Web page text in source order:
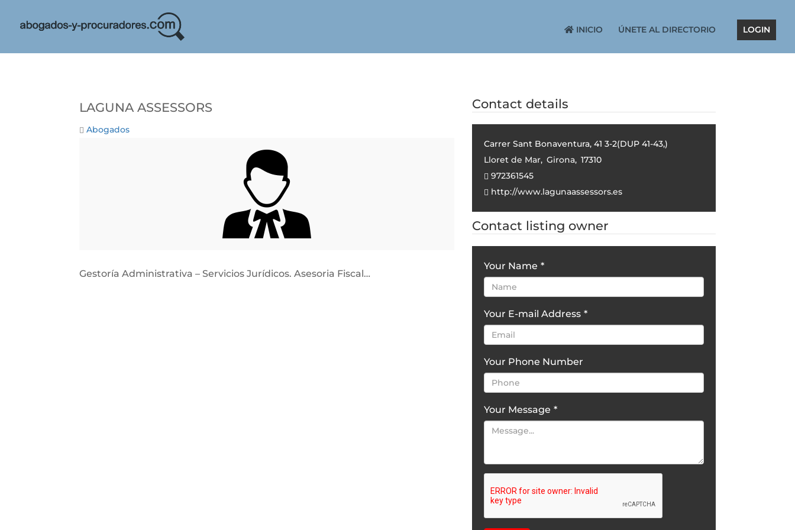
INICIO ÚNETE AL DIRECTORIO LOGIN
Laguna Assessors
Abogados
Gestoría Administrativa – Servicios Jurídicos. Asesoria Fiscal…
Contact details
Carrer Sant Bonaventura, 41 3-2(DUP 41-43,)
Lloret de Mar, Girona, 17310
972361545
http://www.lagunaassessors.es
Contact listing owner
Your Name *
Your E-mail Address *
Your Phone Number
Your Message *